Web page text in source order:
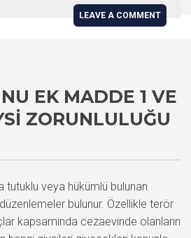
LEAVE A COMMENT
EK MADDE 1 VE
ZORUNLULUĞU
tutuklu veya hükümlü bulunan
bulunur. Özellikle terör
kapsamında cezaevinde olanların